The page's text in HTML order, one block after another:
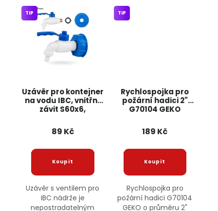
Uzávěr pro kontejner
na vodu IBC, vnitřní
závit S60x6,
ocelovým závitem
1/2" a těsněním
TIP
89 Kč
Uzávěr s ventilem pro
IBC nádrže je
nepostradatelným
Rychlospojka pro
požární hadici 2"
G70104 GEKO
TIP
189 Kč
Rychlospojka pro
požární hadici G70104
GEKO o průměru 2"